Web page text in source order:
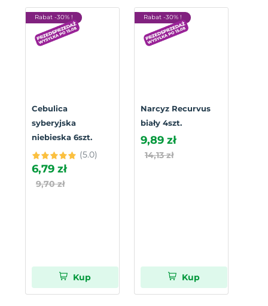
Rabat -30% !
Cebulica
syberyjska
niebieska 6szt.
(5.0)
6,79 zł
9,70 zł
Kup
Rabat -30% !
Narcyz Recurvus
biały 4szt.
9,89 zł
14,13 zł
Kup